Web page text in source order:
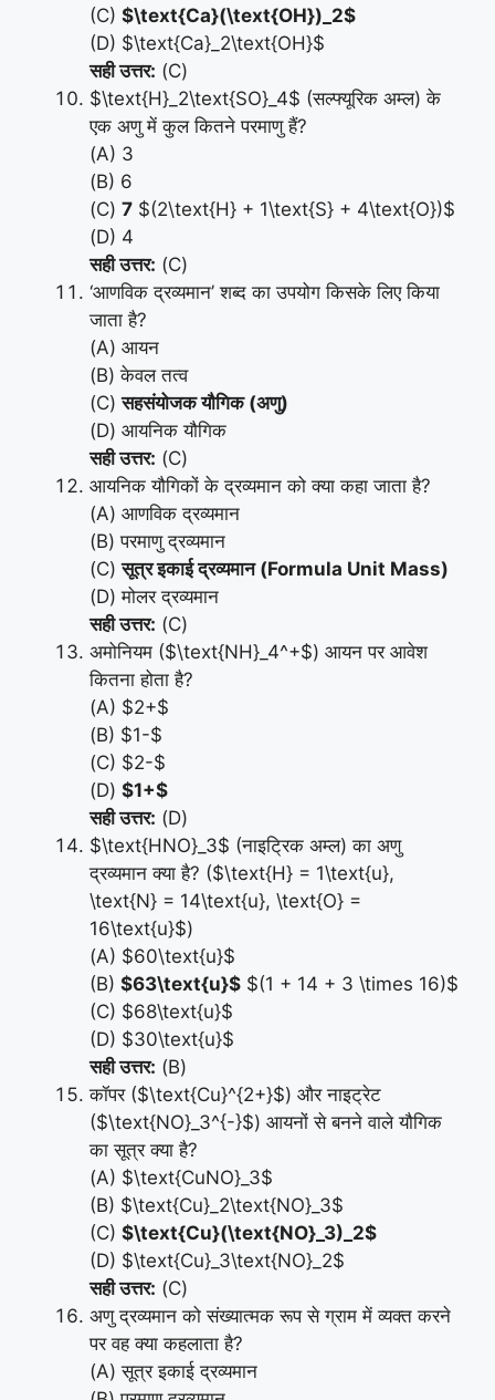
(C) $\text{Ca}(\text{OH})_2$
(D) $\text{Ca}_2\text{OH}$
सही उत्तर: (C)
$\text{H}_2\text{SO}_4$ (सल्फ्यूरिक अम्ल) के
एक अणु में कुल कितने परमाणु हैं?
(A) 3
(B) 6
(C) 7 $(2\text{H} + 1\text{S} + 4\text{O})$
(D) 4
सही उत्तर: (C)
‘आणविक द्रव्यमान’ शब्द का उपयोग किसके लिए किया
जाता है?
(A) आयन
(B) केवल तत्व
(C)सहसंयोजक यौगिक (अणु)
(D) आयनिक यौगिक
सही उत्तर: (C)
आयनिक यौगिकों के द्रव्यमान को क्या कहा जाता है?
(A) आणविक द्रव्यमान
(B) परमाणु द्रव्यमान
(C)सूत्र इकाई द्रव्यमान (Formula Unit Mass)
(D) मोलर द्रव्यमान
सही उत्तर: (C)
अमोनियम ($\text{NH}_4^+$) आयन पर आवेश
कितना होता है?
(A) $2+$
(B) $1-$
(C) $2-$
(D) $1+$
सही उत्तर: (D)
$\text{HNO}_3$ (नाइट्रिक अम्ल) का अणु
द्रव्यमान क्या है? ($\text{H} = 1\text{u},
\text{N} = 14\text{u}, \text{O} =
16\text{u}$)
(A) $60\text{u}$
(B) $63\text{u}$ $(1 + 14 + 3 \times 16)$
(C) $68\text{u}$
(D) $30\text{u}$
सही उत्तर: (B)
कॉपर ($\text{Cu}^{2+}$) और नाइट्रेट
($\text{NO}_3^{-}$) आयनों से बनने वाले यौगिक
का सूत्र क्या है?
(A) $\text{CuNO}_3$
(B) $\text{Cu}_2\text{NO}_3$
(C) $\text{Cu}(\text{NO}_3)_2$
(D) $\text{Cu}_3\text{NO}_2$
सही उत्तर: (C)
अणु द्रव्यमान को संख्यात्मक रूप से ग्राम में व्यक्त करने
पर वह क्या कहलाता है?
(A) सूत्र इकाई द्रव्यमान